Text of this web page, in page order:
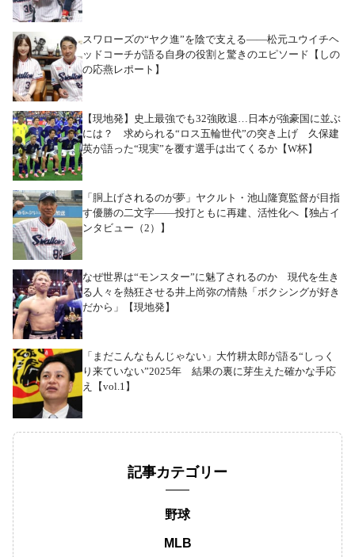
スワローズの“ヤク進”を陰で支える――松元ユウイチヘ
ッドコーチが語る自身の役割と驚きのエピソード【しの
の応燕レポート】
【現地発】史上最強でも32強敗退…日本が強豪国に並ぶ
には？ 求められる“ロス五輪世代”の突き上げ 久保建
英が語った“現実”を覆す選手は出てくるか【W杯】
「胴上げされるのが夢」ヤクルト・池山隆寛監督が目指
す優勝の二文字――投打ともに再建、活性化へ【独占イ
ンタビュー（2）】
なぜ世界は“モンスター”に魅了されるのか 現代を生き
る人々を熱狂させる井上尚弥の情熱「ボクシングが好き
だから」【現地発】
「まだこんなもんじゃない」大竹耕太郎が語る“しっく
り来ていない”2025年 結果の裏に芽生えた確かな手応
え【vol.1】
記事カテゴリー
野球
MLB